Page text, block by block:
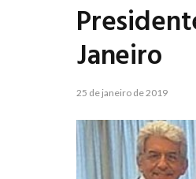
Janeiro
25 de janeiro de 2019